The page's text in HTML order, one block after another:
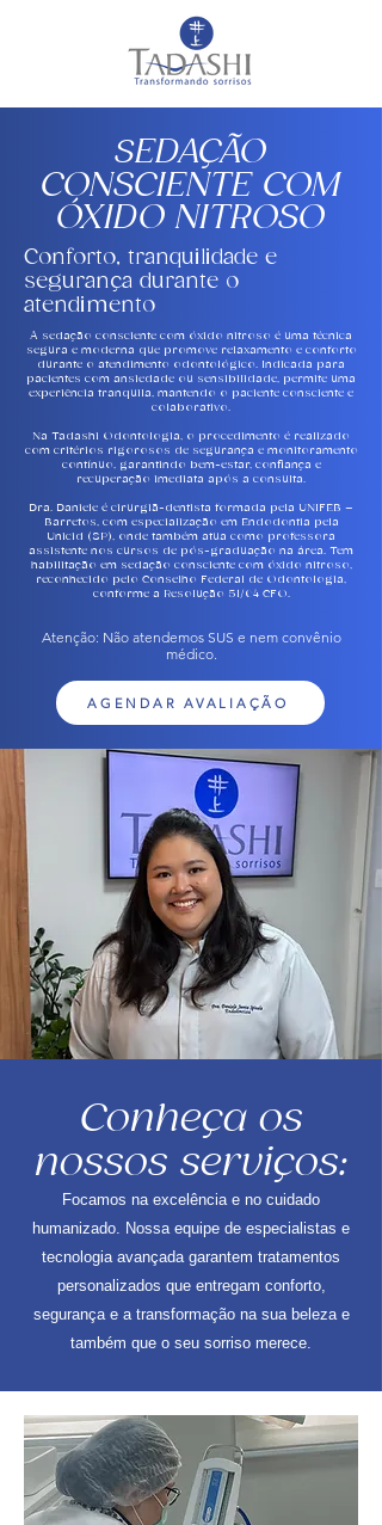
SEDAÇÃO
CONSCIENTE COM
ÓXIDO NITROSO
Conforto, tranquilidade e
segurança durante o
atendimento
A sedação consciente com óxido nitroso é uma técnica
segura e moderna que promove relaxamento e conforto
durante o atendimento odontológico. Indicada para
pacientes com ansiedade ou sensibilidade, permite uma
experiência tranquila, mantendo o paciente consciente e
colaborativo.
Na Tadashi Odontologia, o procedimento é realizado
com critérios rigorosos de segurança e monitoramento
contínuo, garantindo bem-estar, confiança e
recuperação imediata após a consulta.
Dra. Daniele é cirurgiã-dentista formada pela UNIFEB –
Barretos, com especialização em Endodontia pela
Unicid (SP), onde também atua como professora
assistente nos cursos de pós-graduação na área. Tem
habilitação em sedação consciente com óxido nitroso,
reconhecido pelo Conselho Federal de Odontologia,
conforme a Resolução 51/04 CFO.
Atenção: Não atendemos SUS e nem convênio
médico.
AGENDAR AVALIAÇÃO
Conheça os
nossos serviços:
Focamos na excelência e no cuidado
humanizado. Nossa equipe de especialistas e
tecnologia avançada garantem tratamentos
personalizados que entregam conforto,
segurança e a transformação na sua beleza e
também que o seu sorriso merece.